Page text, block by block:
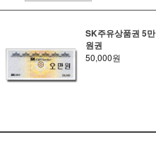
SK주유상품권 5만
원권
50,000원